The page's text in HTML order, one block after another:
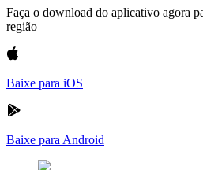
Faça o download do aplicativo agora
região
Baixe para iOS
Baixe para Android